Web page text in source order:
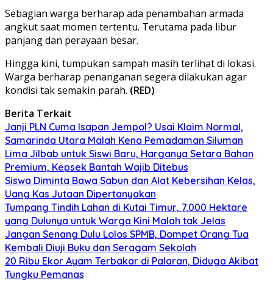
Sebagian warga berharap ada penambahan armada
angkut saat momen tertentu. Terutama pada libur
panjang dan perayaan besar.
Hingga kini, tumpukan sampah masih terlihat di lokasi.
Warga berharap penanganan segera dilakukan agar
kondisi tak semakin parah. (RED)
Berita Terkait
Janji PLN Cuma Isapan Jempol? Usai Klaim Normal,
Samarinda Utara Malah Kena Pemadaman Siluman
Lima Jilbab untuk Siswi Baru, Harganya Setara Bahan
Premium, Kepsek Bantah Wajib Ditebus
Siswa Diminta Bawa Sabun dan Alat Kebersihan Kelas,
Uang Kas Jutaan Dipertanyakan
Tumpang Tindih Lahan di Kutai Timur, 7.000 Hektare
yang Dulunya untuk Warga Kini Malah tak Jelas
Jangan Senang Dulu Lolos SPMB, Dompet Orang Tua
Kembali Diuji Buku dan Seragam Sekolah
20 Ribu Ekor Ayam Terbakar di Palaran, Diduga Akibat
Tungku Pemanas